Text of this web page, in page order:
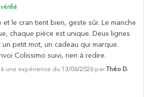
et le cran tient bien, geste sûr. Le manche
chaque pièce est unique. Deux lignes
petit mot, un cadeau qui marque.
Colissimo suivi, rien à redire.
à une expérience du 13/06/2026 par Théo D.